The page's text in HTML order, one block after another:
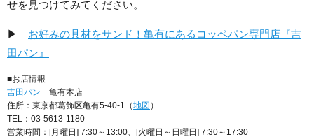
せを見つけてみてください。
▶ お好みの具材をサンド！亀有にあるコッペパン専門店『吉
田パン』
■お店情報
吉田パン
亀有本店
住所：東京都葛飾区亀有5-40-1（地図 ）
TEL：03-5613-1180
営業時間：[月曜日] 7:30～13:00、[火曜日～日曜日] 7:30～17:30